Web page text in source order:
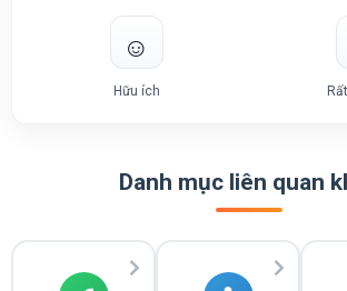
☺️
Hữu ích
Danh mục liên quan